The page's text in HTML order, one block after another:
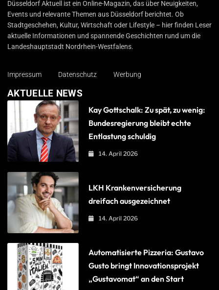
Düsseldorf Aktuell ist ein Online-Magazin, das über Neuigkeiten,
Events und relevante Themen aus Düsseldorf berichtet. Ob
Stadtgeschehen, Kultur, Wirtschaft oder Lifestyle – hier finden Leser
aktuelle Informationen und spannende Geschichten rund um die
Landeshauptstadt Nordrhein-Westfalens.
Impressum Datenschutz Werbung
AKTUELLE NEWS
Kay Gottschalk: Zu spät, zu wenig:
Bundesregierung bleibt echte
Entlastung schuldig
14. April 2026
LKH Krankenversicherung
dreifach ausgezeichnet
14. April 2026
Automatisierte Pizzeria: Gustavo
Gusto bringt Innovationsprojekt
„Gustavomat“ an den Start